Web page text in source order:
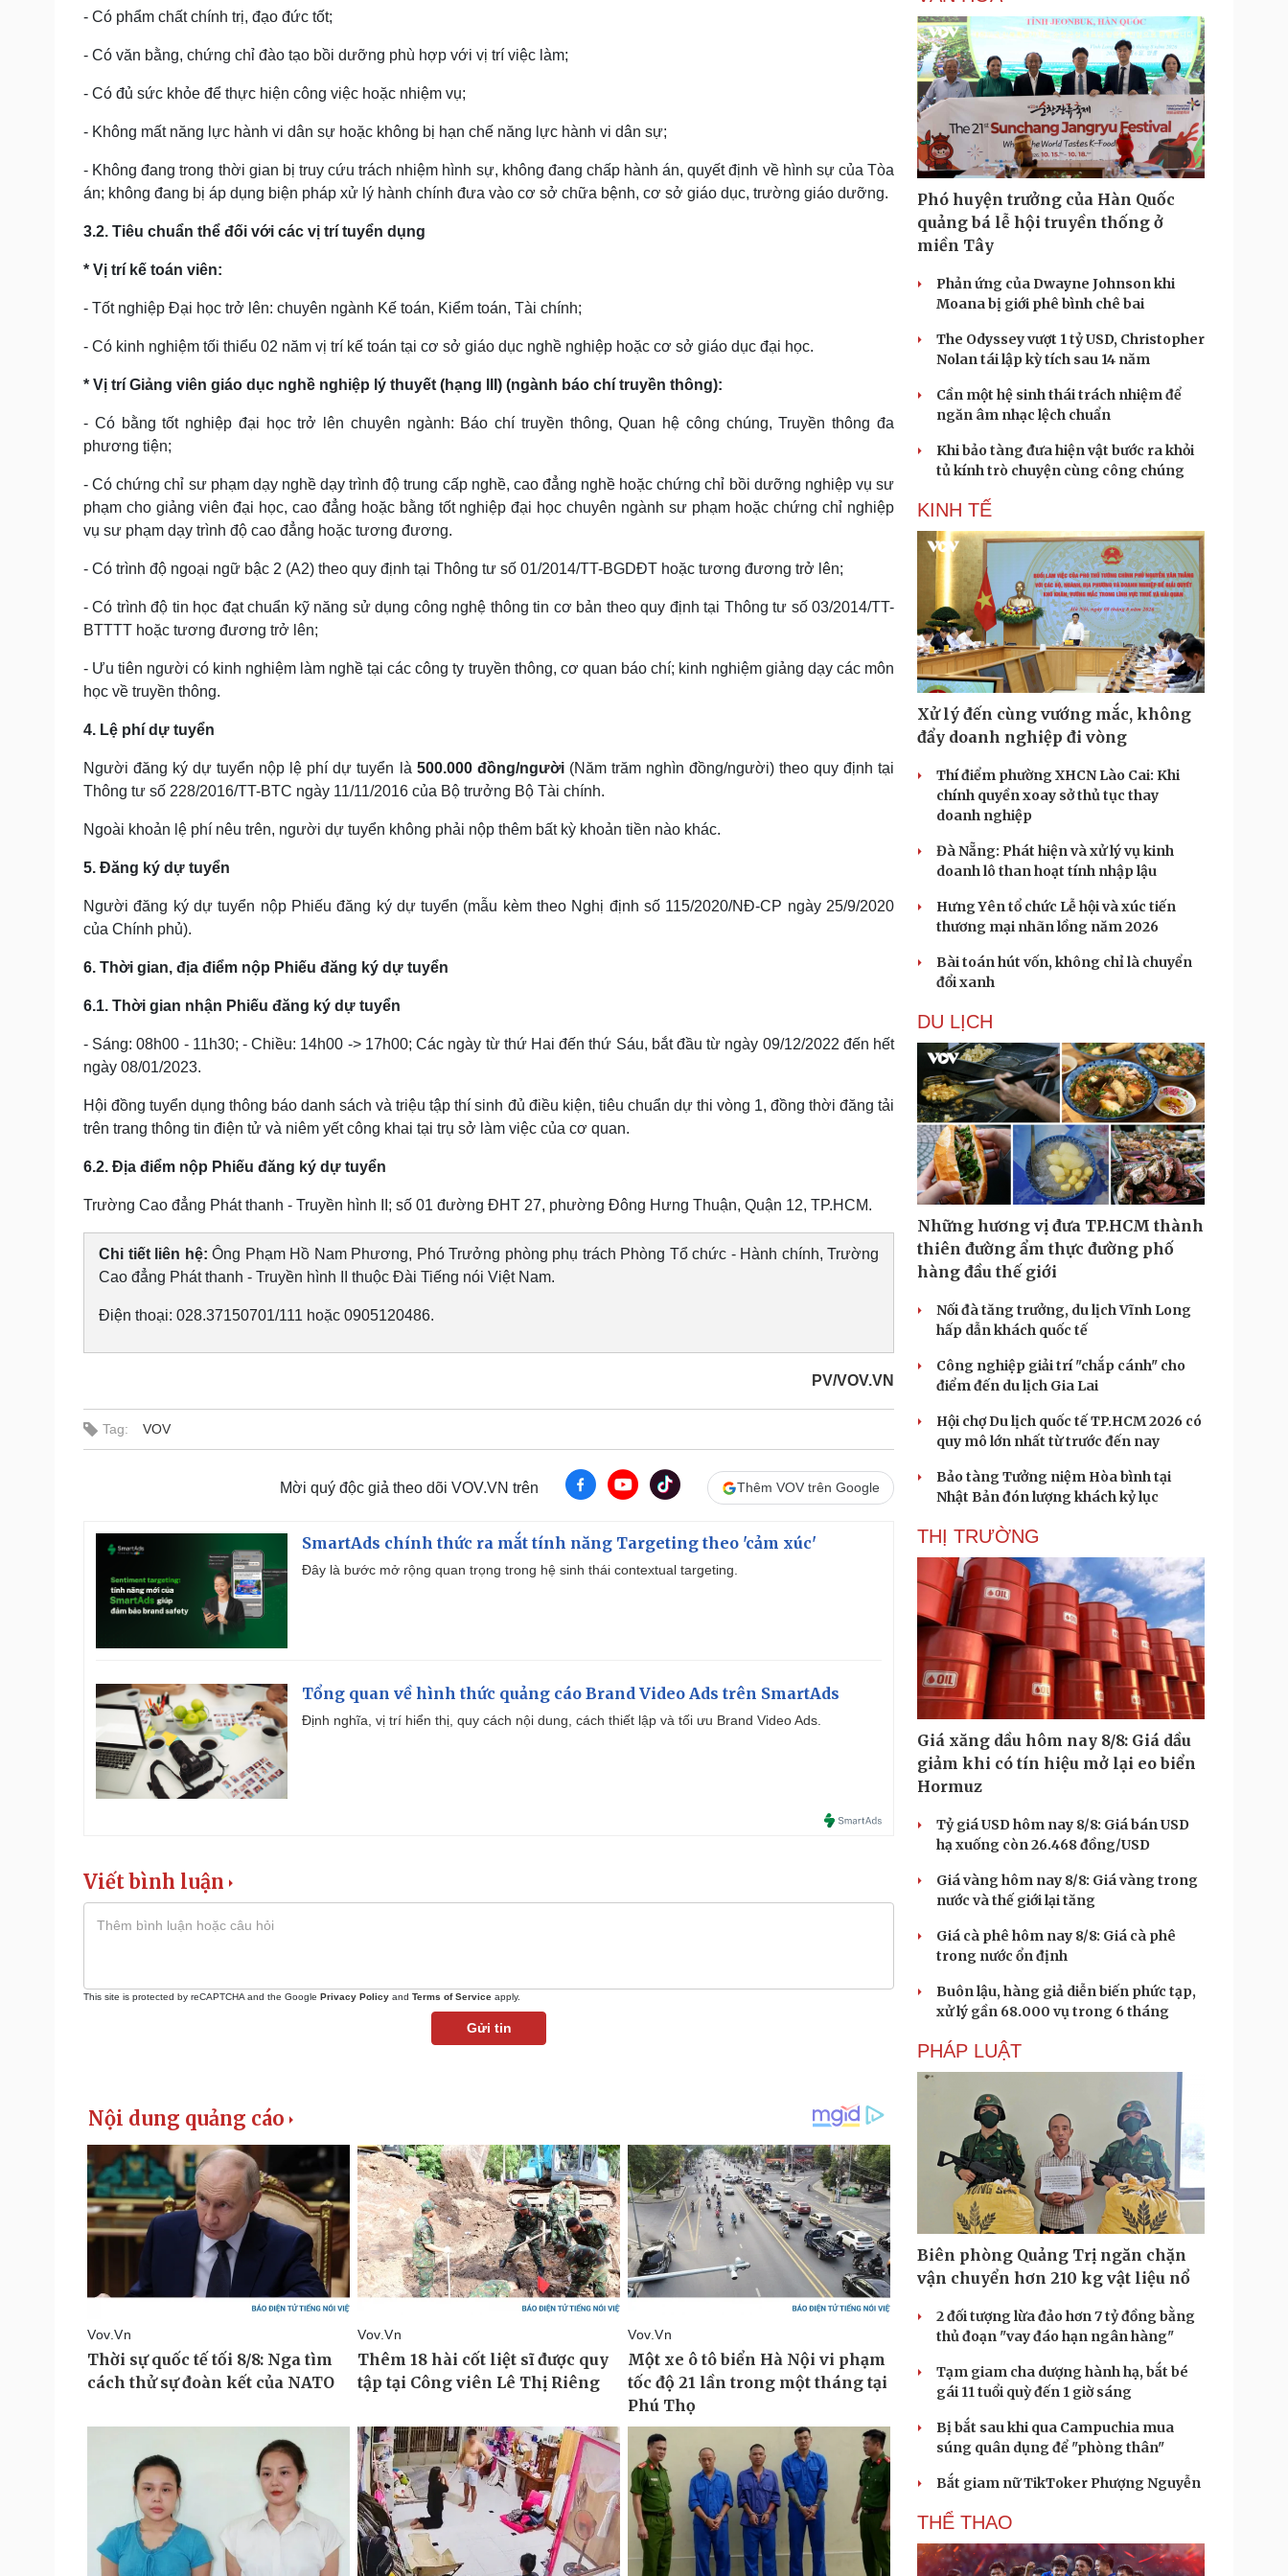
- Có phẩm chất chính trị, đạo đức tốt;
- Có văn bằng, chứng chỉ đào tạo bồi dưỡng phù hợp với vị trí việc làm;
- Có đủ sức khỏe để thực hiện công việc hoặc nhiệm vụ;
- Không mất năng lực hành vi dân sự hoặc không bị hạn chế năng lực hành vi dân sự;
- Không đang trong thời gian bị truy cứu trách nhiệm hình sự, không đang chấp hành án, quyết định về hình sự của Tòa
án; không đang bị áp dụng biện pháp xử lý hành chính đưa vào cơ sở chữa bệnh, cơ sở giáo dục, trường giáo dưỡng.
3.2. Tiêu chuẩn thể đối với các vị trí tuyển dụng
* Vị trí kế toán viên:
- Tốt nghiệp Đại học trở lên: chuyên ngành Kế toán, Kiểm toán, Tài chính;
- Có kinh nghiệm tối thiểu 02 năm vị trí kế toán tại cơ sở giáo dục nghề nghiệp hoặc cơ sở giáo dục đại học.
* Vị trí Giảng viên giáo dục nghề nghiệp lý thuyết (hạng III) (ngành báo chí truyền thông):
- Có bằng tốt nghiệp đại học trở lên chuyên ngành: Báo chí truyền thông, Quan hệ công chúng, Truyền thông đa
phương tiện;
- Có chứng chỉ sư phạm dạy nghề dạy trình độ trung cấp nghề, cao đẳng nghề hoặc chứng chỉ bồi dưỡng nghiệp vụ sư
phạm cho giảng viên đại học, cao đẳng hoặc bằng tốt nghiệp đại học chuyên ngành sư phạm hoặc chứng chỉ nghiệp
vụ sư phạm dạy trình độ cao đẳng hoặc tương đương.
- Có trình độ ngoại ngữ bậc 2 (A2) theo quy định tại Thông tư số 01/2014/TT-BGDĐT hoặc tương đương trở lên;
- Có trình độ tin học đạt chuẩn kỹ năng sử dụng công nghệ thông tin cơ bản theo quy định tại Thông tư số 03/2014/TT-
BTTTT hoặc tương đương trở lên;
- Ưu tiên người có kinh nghiệm làm nghề tại các công ty truyền thông, cơ quan báo chí; kinh nghiệm giảng dạy các môn
học về truyền thông.
4. Lệ phí dự tuyển
Người đăng ký dự tuyển nộp lệ phí dự tuyển là 500.000 đồng/người(Năm trăm nghìn đồng/người) theo quy định tại
Thông tư số 228/2016/TT-BTC ngày 11/11/2016 của Bộ trưởng Bộ Tài chính.
Ngoài khoản lệ phí nêu trên, người dự tuyển không phải nộp thêm bất kỳ khoản tiền nào khác.
5. Đăng ký dự tuyển
Người đăng ký dự tuyển nộp Phiếu đăng ký dự tuyển (mẫu kèm theo Nghị định số 115/2020/NĐ-CP ngày 25/9/2020
của Chính phủ).
6. Thời gian, địa điểm nộp Phiếu đăng ký dự tuyển
6.1. Thời gian nhận Phiếu đăng ký dự tuyển
- Sáng: 08h00 - 11h30; - Chiều: 14h00 -> 17h00; Các ngày từ thứ Hai đến thứ Sáu, bắt đầu từ ngày 09/12/2022 đến hết
ngày 08/01/2023.
Hội đồng tuyển dụng thông báo danh sách và triệu tập thí sinh đủ điều kiện, tiêu chuẩn dự thi vòng 1, đồng thời đăng tải
trên trang thông tin điện tử và niêm yết công khai tại trụ sở làm việc của cơ quan.
6.2. Địa điểm nộp Phiếu đăng ký dự tuyển
Trường Cao đẳng Phát thanh - Truyền hình II; số 01 đường ĐHT 27, phường Đông Hưng Thuận, Quận 12, TP.HCM.
Chi tiết liên hệ: Ông Phạm Hồ Nam Phương, Phó Trưởng phòng phụ trách Phòng Tổ chức - Hành chính, Trường
Cao đẳng Phát thanh - Truyền hình II thuộc Đài Tiếng nói Việt Nam.
Điện thoại: 028.37150701/111 hoặc 0905120486.
PV/VOV.VN
Tag: VOV
Mời quý độc giả theo dõi VOV.VN trên Thêm VOV trên Google
SmartAds chính thức ra mắt tính năng Targeting theo 'cảm xúc'
Đây là bước mở rộng quan trọng trong hệ sinh thái contextual targeting.
Tổng quan về hình thức quảng cáo Brand Video Ads trên SmartAds
Định nghĩa, vị trí hiển thị, quy cách nội dung, cách thiết lập và tối ưu Brand Video Ads.
Viết bình luận
This site is protected by reCAPTCHA and the Google Privacy Policy and Terms of Service apply.
Gửi tin
Phó huyện trưởng của Hàn Quốc
quảng bá lễ hội truyền thống ở
miền Tây
Phản ứng của Dwayne Johnson khi
Moana bị giới phê bình chê bai
The Odyssey vượt 1 tỷ USD, Christopher
Nolan tái lập kỳ tích sau 14 năm
Cần một hệ sinh thái trách nhiệm để
ngăn âm nhạc lệch chuẩn
Khi bảo tàng đưa hiện vật bước ra khỏi
tủ kính trò chuyện cùng công chúng
KINH TẾ
Xử lý đến cùng vướng mắc, không
đẩy doanh nghiệp đi vòng
Thí điểm phường XHCN Lào Cai: Khi
chính quyền xoay sở thủ tục thay
doanh nghiệp
Đà Nẵng: Phát hiện và xử lý vụ kinh
doanh lô than hoạt tính nhập lậu
Hưng Yên tổ chức Lễ hội và xúc tiến
thương mại nhãn lồng năm 2026
Bài toán hút vốn, không chỉ là chuyển
đổi xanh
DU LỊCH
Những hương vị đưa TP.HCM thành
thiên đường ẩm thực đường phố
hàng đầu thế giới
Nối đà tăng trưởng, du lịch Vĩnh Long
hấp dẫn khách quốc tế
Công nghiệp giải trí "chắp cánh" cho
điểm đến du lịch Gia Lai
Hội chợ Du lịch quốc tế TP.HCM 2026 có
quy mô lớn nhất từ trước đến nay
Bảo tàng Tưởng niệm Hòa bình tại
Nhật Bản đón lượng khách kỷ lục
THỊ TRƯỜNG
Giá xăng dầu hôm nay 8/8: Giá dầu
giảm khi có tín hiệu mở lại eo biển
Hormuz
Tỷ giá USD hôm nay 8/8: Giá bán USD
hạ xuống còn 26.468 đồng/USD
Giá vàng hôm nay 8/8: Giá vàng trong
nước và thế giới lại tăng
Giá cà phê hôm nay 8/8: Giá cà phê
trong nước ổn định
Buôn lậu, hàng giả diễn biến phức tạp,
xử lý gần 68.000 vụ trong 6 tháng
PHÁP LUẬT
Biên phòng Quảng Trị ngăn chặn
vận chuyển hơn 210 kg vật liệu nổ
2 đối tượng lừa đảo hơn 7 tỷ đồng bằng
thủ đoạn "vay đáo hạn ngân hàng"
Tạm giam cha dượng hành hạ, bắt bé
gái 11 tuổi quỳ đến 1 giờ sáng
Bị bắt sau khi qua Campuchia mua
súng quân dụng để "phòng thân"
Bắt giam nữ TikToker Phượng Nguyễn
THỂ THAO